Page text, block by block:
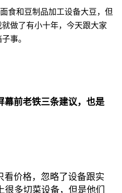
和豆制品加工设备大豆，但
做了有小十年，今天跟大家
事。
幕前老铁三条建议，也是
看价格，忽略了设备跟实
多切菜设备，但是他们